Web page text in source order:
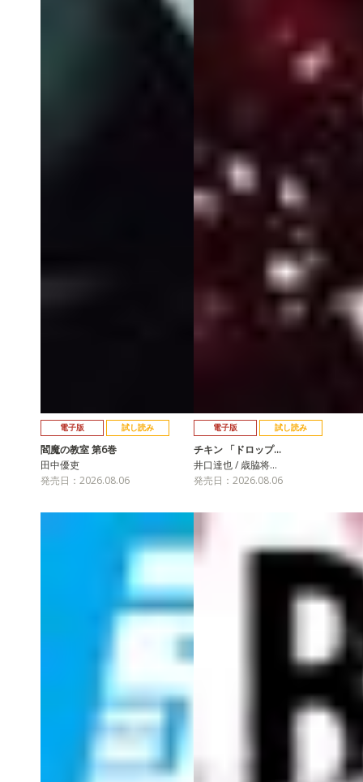
電子版 試し読み
閻魔の教室 第6巻
田中優吏
発売日：2026.08.06
電子版 試し読み
チキン 「ドロップ…
井口達也 / 歳脇将…
発売日：2026.08.06